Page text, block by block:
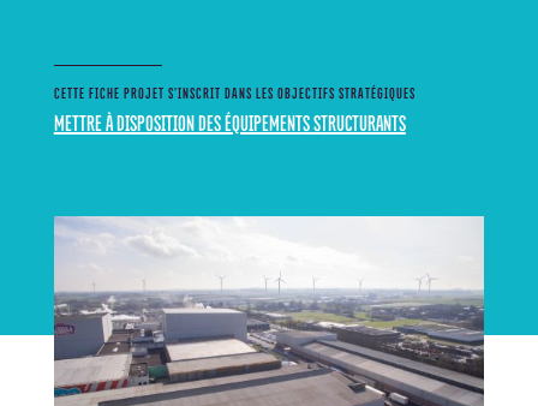
CETTE FICHE PROJET S’INSCRIT DANS LES OBJECTIFS STRATÉGIQUES
METTRE À DISPOSITION DES ÉQUIPEMENTS STRUCTURANTS